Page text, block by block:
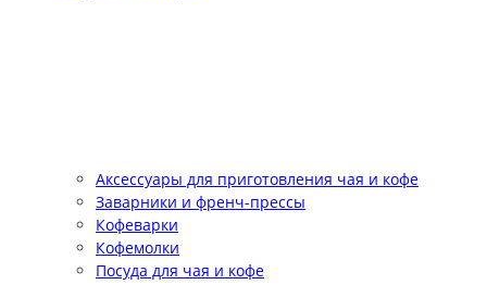
Аксессуары для приготовления чая и кофе
Заварники и френч-прессы
Кофеварки
Кофемолки
Посуда для чая и кофе